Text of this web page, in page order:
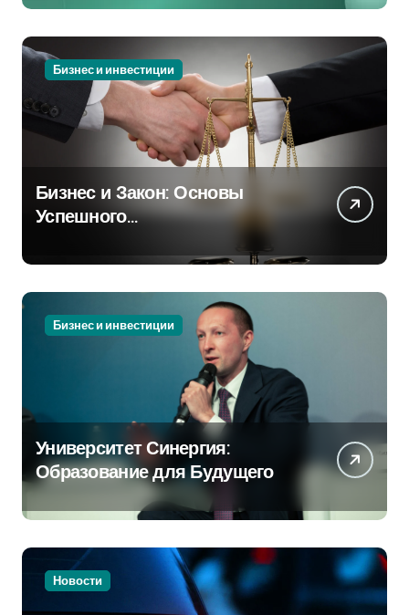
Бизнес и инвестиции
Бизнес и Закон: Основы
Успешного
Бизнес и инвестиции
Университет Синергия:
Образование для Будущего
Новости